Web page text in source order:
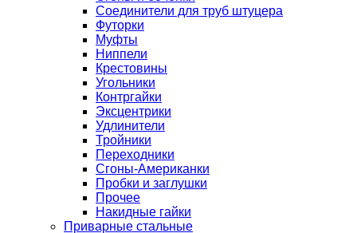
Соединители для труб штуцера
Футорки
Муфты
Ниппели
Крестовины
Угольники
Контргайки
Эксцентрики
Удлинители
Тройники
Переходники
Сгоны-Американки
Пробки и заглушки
Прочее
Накидные гайки
Приварные стальные